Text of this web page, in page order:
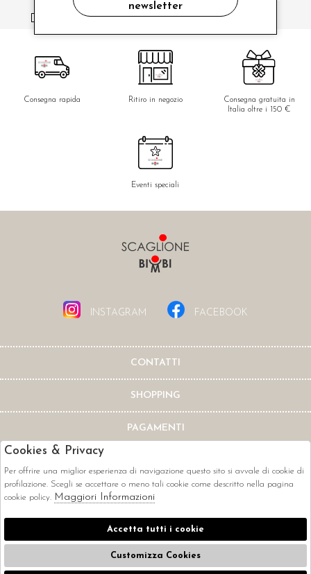
ho letto ed accettato le condizioni sulla privacy.
Consegna rapida Ritiro in negozio
Consegna gratuita in
Italia oltre i 150 €
Eventi speciali
INSTAGRAM FACEBOOK
CONTATTI
SHOPPING
PAGAMENTI
CORRIERI
newsletter
Cookies & Privacy
Per offrire una miglior esperienza di navigazione questo sito si avvale di cookie di
profilazione. Scegli se accettare o meno tali cookie come descritto nella pagina
cookie policy. Maggiori Informazioni
Accetta tutti i cookie
Customizza Cookies